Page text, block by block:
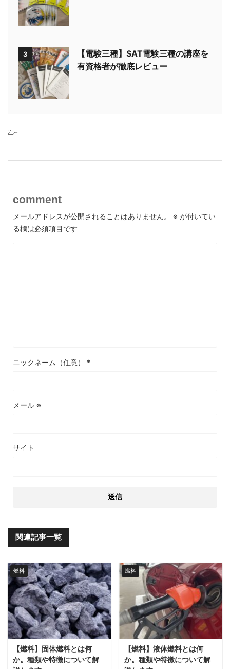
3
【電験三種】SAT電験三種の講座を
有資格者が徹底レビュー
-
comment
メールアドレスが公開されることはありません。 ※ が付いてい
る欄は必須項目です
ニックネーム（任意） *
メール ※
サイト
関連記事一覧
燃料
【燃料】固体燃料とは何
か。種類や特徴について解
燃料
【燃料】液体燃料とは何
か。種類や特徴について解